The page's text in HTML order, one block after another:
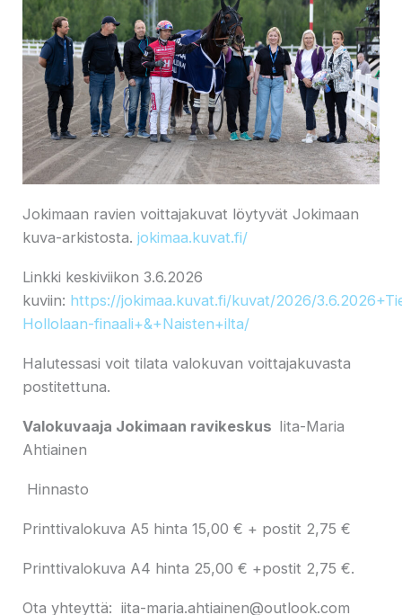
Jokimaan ravien voittajakuvat löytyvät Jokimaan
kuva-arkistosta. jokimaa.kuvat.fi/
Linkki keskiviikon 3.6.2026
kuviin: https://jokimaa.kuvat.fi/kuvat/2026/
Hollolaan-finaali+&+Naisten+ilta/
Halutessasi voit tilata valokuvan voittajakuvasta
postitettuna.
Valokuvaaja Jokimaan ravikeskus Iita-Maria
Ahtiainen
Hinnasto
Printtivalokuva A5 hinta 15,00 € + postit 2,75 €
Printtivalokuva A4 hinta 25,00 € +postit 2,75 €.
Ota yhteyttä: iita-maria.ahtiainen@outlook.com